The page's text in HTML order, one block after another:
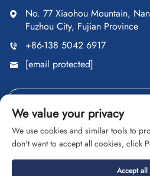
No. 77 Xiaohou Mountain,
Fuzhou City, Fujian Province
+86-138 5042 6917
[email protected]
Droits d'auteur © Fuzhou
We value your privacy
We use cookies and similar tools to
don't want to accept all cookies, click
Accept all